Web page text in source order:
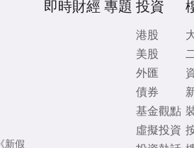
《新假
即時財經 專題 投資
港股
美股
外匯
債券
基金觀點
虛擬投資